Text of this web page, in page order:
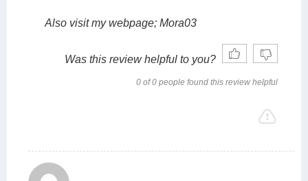
Also visit my webpage; Mora03
Was this review helpful to you?
0 of 0 people found this review helpful